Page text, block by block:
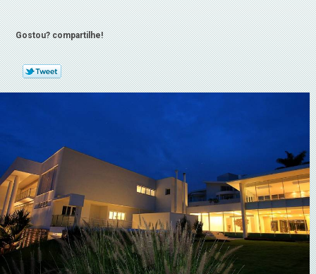
Gostou? compartilhe!